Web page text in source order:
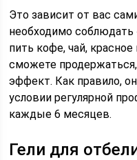
Это зависит от вас
необходимо соблюдать
пить кофе, чай,
сможете
эффект. Как правило,
условии регулярной
каждые 6 месяцев.
Гели для